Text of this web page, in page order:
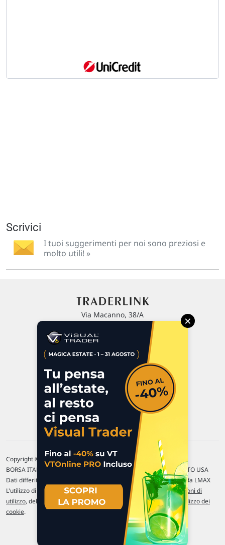
Scrivici
I tuoi suggerimenti per noi sono preziosi e
molto utili! »
Via Macanno, 38/A
P.IVA 02 452 460 401
Commenti e segnalazioni
Contattaci
Copyright © 1996-2026 Traderlink Italia s.r.l.
BORSA ITALIANA Quotazioni di borsa differite di 15 min. / MERCATO USA
Dati differiti di 15 min. (fonte Intrinio) / FOREX Quotazioni fornite da LMAX
L'utilizzo di questo sito implica l'accettazione delle nostre Condizioni di
utilizzo, del Disclaimer MAR, dellePolitiche sulla privacye dell' Utilizzo dei
cookie.
×